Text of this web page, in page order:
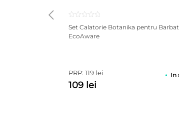
Set Calatorie Botanika pentru
EcoAware
PRP: 119 lei
109 lei
In